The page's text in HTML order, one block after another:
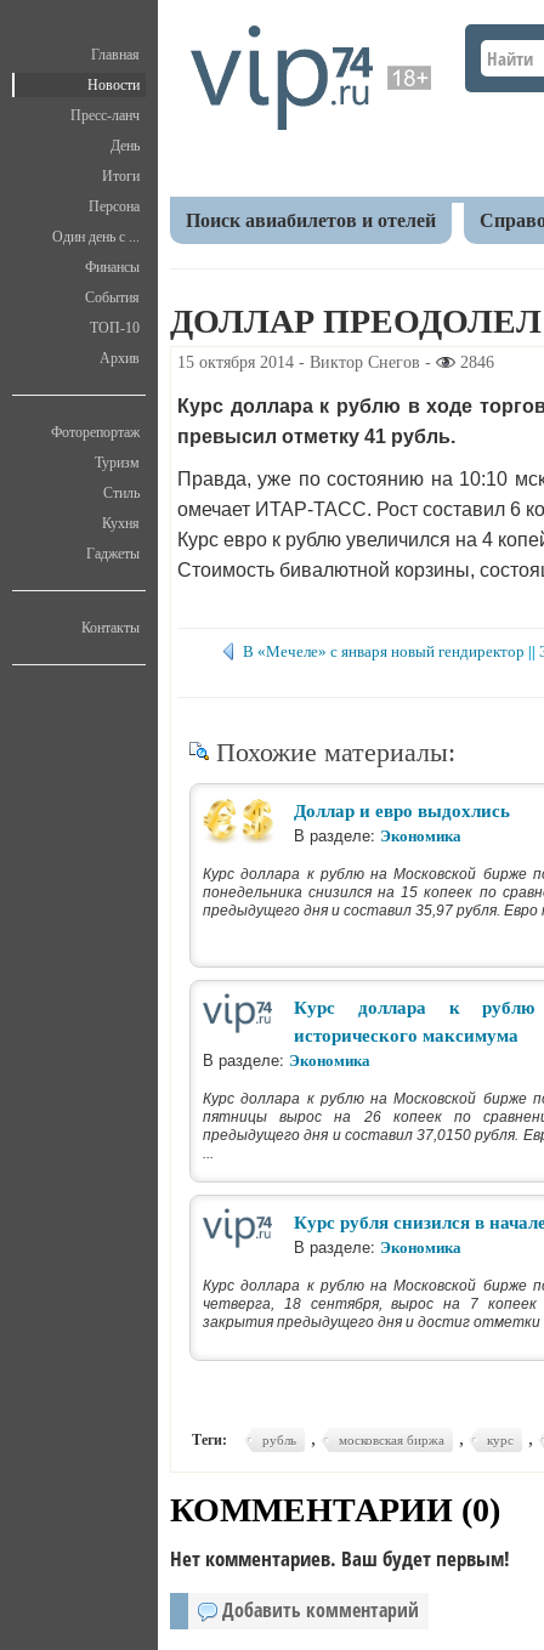
Главная
Новости
Пресс-ланч
День
Итоги
Персона
Один день с ...
Финансы
События
ТОП-10
Архив
Фоторепортаж
Туризм
Стиль
Кухня
Гаджеты
Контакты
Поиск авиабилетов и отелей
ДОЛЛАР
15 октября 2014 - Виктор Снегов - 2846
Курс доллара к рублю в ходе
превысил отметку 41 рубль.
Правда, уже по состоянию на 10:10
омечает ИТАР-ТАСС. Рост составил 6
Курс евро к рублю увеличился на 4
Стоимость бивалютной корзины,
В «Мечеле» с января новый гендиректор ||
Похожие материалы:
Доллар и евро выдохлись
В разделе: Экономика
Курс доллара к рублю на Московской бирже
понедельника снизился на 15 копеек по
предыдущего дня и составил 35,97 рубля.
Курс доллара к
исторического максимума
В разделе: Экономика
Курс доллара к рублю на Московской бирже
пятницы вырос на 26 копеек по
предыдущего дня и составил 37,0150 рубля.
...
Курс рубля снизился в
В разделе: Экономика
Курс доллара к рублю на Московской бирже
четверга, 18 сентября, вырос на 7
закрытия предыдущего дня и достиг отметки
Теги: рубль , московская биржа , курс ,
КОММЕНТАРИИ (0)
Нет комментариев. Ваш будет первым!
Добавить комментарий